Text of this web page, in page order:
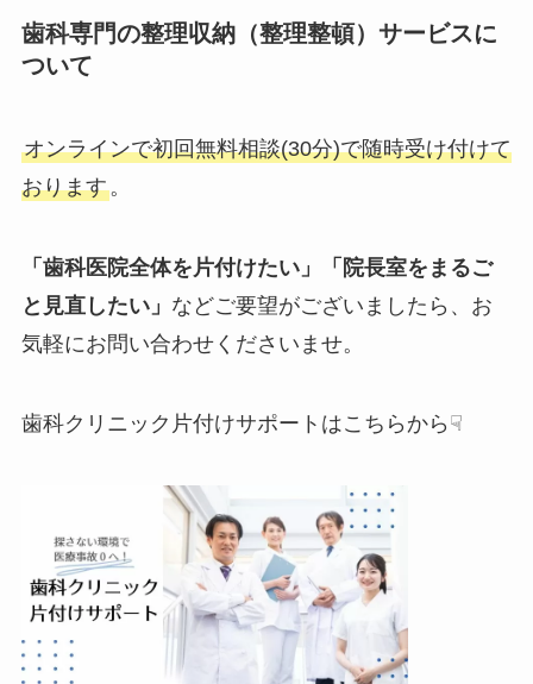
歯科専門の整理収納（整理整頓）サービスに
ついて
オンラインで初回無料相談(30分)で随時受け付けて
おります。
「歯科医院全体を片付けたい」「院長室をまるご
と見直したい」 などご要望がございましたら、お
気軽にお問い合わせくださいませ。
歯科クリニック片付けサポートはこちらから☟